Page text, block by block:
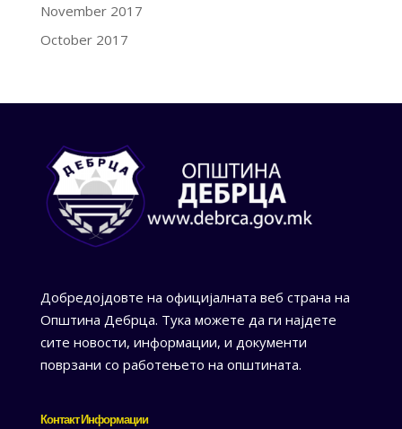
November 2017
October 2017
Добредојдовте на официјалната веб страна на
Општина Дебрца. Тука можете да ги најдете
сите новости, информации, и документи
поврзани со работењето на општината.
Контакт Информации